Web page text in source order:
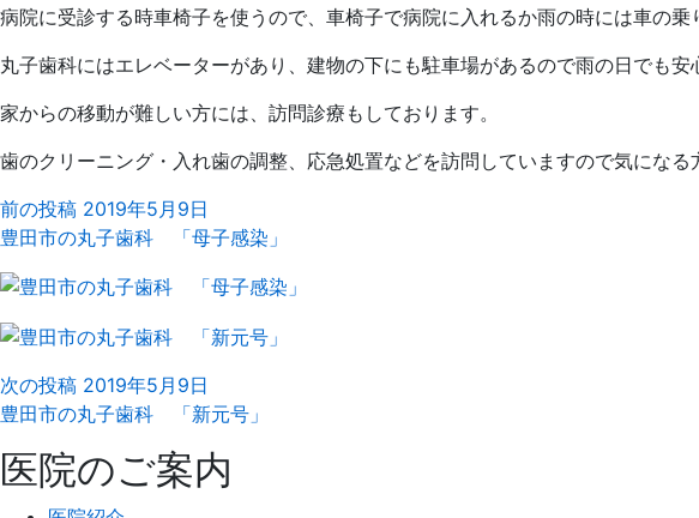
病院に受診する時車椅子を使うので、車椅子で病院に入れるか雨の時には車の乗
丸子歯科にはエレベーターがあり、建物の下にも駐車場があるので雨の日でも安
家からの移動が難しい方には、訪問診療もしております。
歯のクリーニング・入れ歯の調整、応急処置などを訪問していますので気になる
前の投稿 2019年5月9日
豊田市の丸子歯科 「母子感染」
次の投稿 2019年5月9日
豊田市の丸子歯科 「新元号」
医院のご案内